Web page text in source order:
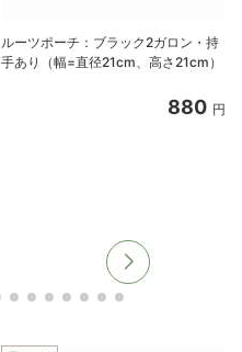
ルーツポーチ：ブラック2ガロン・持
手あり（幅=直径21cm、高さ21cm）
880 円